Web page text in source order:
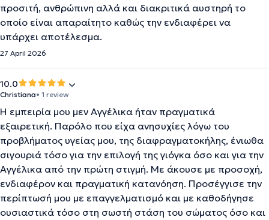
προσιτή, ανθρώπινη αλλά και διακριτικά αυστηρή το
οποίο είναι απαραίτητο καθώς την ενδιαφέρει να
υπάρχει αποτέλεσμα.
27 April 2026
10.0
Christiana• 1 review
Η εμπειρία μου μεν Αγγέλικα ήταν πραγματικά
εξαιρετική. Παρόλο που είχα ανησυχίες λόγω του
προβλήματος υγείας μου, της διαφραγματοκήλης, ένιωθα
σιγουριά τόσο για την επιλογή της γιόγκα όσο και για την
Αγγέλικα από την πρώτη στιγμή. Με άκουσε με προσοχή,
ενδιαφέρον και πραγματική κατανόηση. Προσέγγισε την
περίπτωσή μου με επαγγελματισμό και με καθοδήγησε
ουσιαστικά τόσο στη σωστή στάση του σώματος όσο και